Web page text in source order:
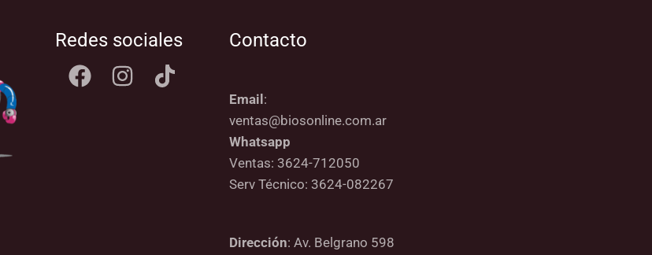
Redes sociales Contacto
Email:
ventas@biosonline.com.ar
Whatsapp
Ventas: 3624-712050
Serv Técnico: 3624-082267
Dirección: Av. Belgrano 598